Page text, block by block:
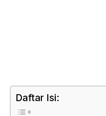
Daftar Isi: